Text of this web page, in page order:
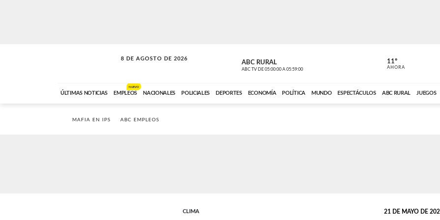
8 DE AGOSTO DE 2026
SOLO MÚSICA ABC RURAL
ABC TV DE 05:00:00 A 05:59:00 ABC CARDINAL
11º
AHORA
ÚLTIMAS NOTICIAS EMPLEOS
NUEVO
NACIONALES POLICIALES DEPORTES ECONOMÍA POLÍTICA MUNDO ESPECTÁCULOS ABC RURAL JUEGOS
MAFIA EN IPS ABC EMPLEOS
CLIMA 21 DE MAYO DE